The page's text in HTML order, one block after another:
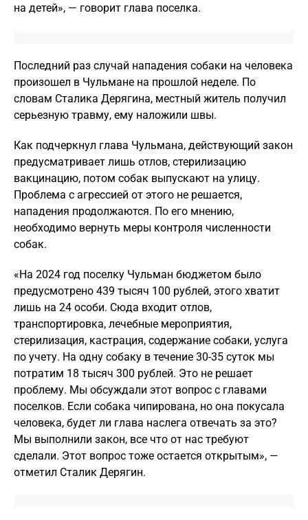
на детей», — говорит глава поселка.
Последний раз случай нападения собаки на человека
произошел в Чульмане на прошлой неделе. По
словам Сталика Дерягина, местный житель получил
серьезную травму, ему наложили швы.
Как подчеркнул глава Чульмана, действующий закон
предусматривает лишь отлов, стерилизацию
вакцинацию, потом собак выпускают на улицу.
Проблема с агрессией от этого не решается,
нападения продолжаются. По его мнению,
необходимо вернуть меры контроля численности
собак.
«На 2024 год поселку Чульман бюджетом было
предусмотрено 439 тысяч 100 рублей, этого хватит
лишь на 24 особи. Сюда входит отлов,
транспортировка, лечебные мероприятия,
стерилизация, кастрация, содержание собаки, услуга
по учету. На одну собаку в течение 30-35 суток мы
потратим 18 тысяч 300 рублей. Это не решает
проблему. Мы обсуждали этот вопрос с главами
поселков. Если собака чипирована, но она покусала
человека, будет ли глава наслега отвечать за это?
Мы выполнили закон, все что от нас требуют
сделали. Этот вопрос тоже остается открытым», —
отметил Сталик Дерягин.